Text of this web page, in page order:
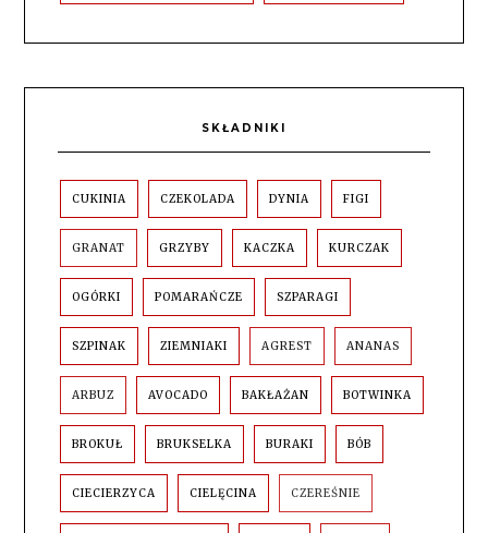
SKŁADNIKI
CUKINIA CZEKOLADA DYNIA FIGI
GRANAT GRZYBY KACZKA KURCZAK
OGÓRKI POMARAŃCZE SZPARAGI
SZPINAK ZIEMNIAKI AGREST ANANAS
ARBUZ AVOCADO BAKŁAŻAN BOTWINKA
BROKUŁ BRUKSELKA BURAKI BÓB
CIECIERZYCA CIELĘCINA CZEREŚNIE